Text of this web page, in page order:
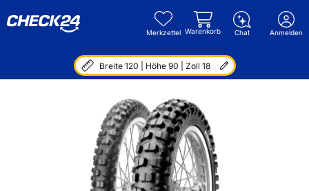
Merkzettel Warenkorb Chat Anmelden
Breite 120 | Höhe 90 | Zoll 18